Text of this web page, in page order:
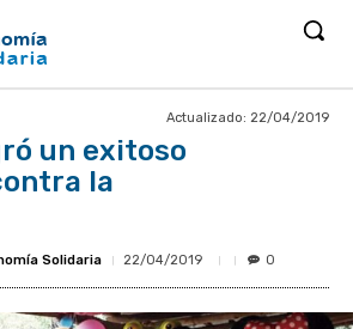
Actualizado: 22/04/2019
un exitoso
la
Solidaria 22/04/2019 0